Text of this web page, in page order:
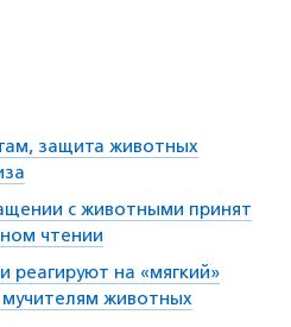
защита животных
с животными принят
чтении
реагируют на «мягкий»
животных